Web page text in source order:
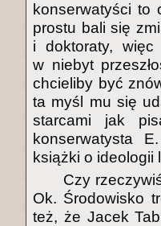
konserwatyści to
prostu bali się
i doktoraty,
w niebyt
chcieliby być
ta myśl mu się
starcami jak
konserwatysta
książki o ideologii
Czy
Ok. Środowisko
też, że Jacek